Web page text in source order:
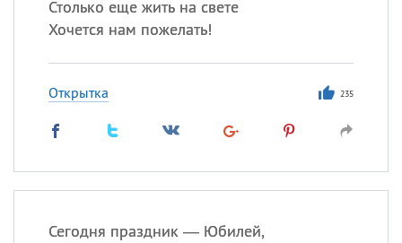
Столько еще жить на свете
Хочется нам пожелать!
Открытка 235
Сегодня праздник — Юбилей,